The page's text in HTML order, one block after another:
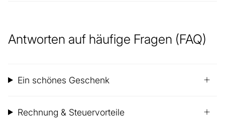
Antworten auf häufige Fragen (FAQ)
Ein schönes Geschenk
Rechnung & Steuervorteile